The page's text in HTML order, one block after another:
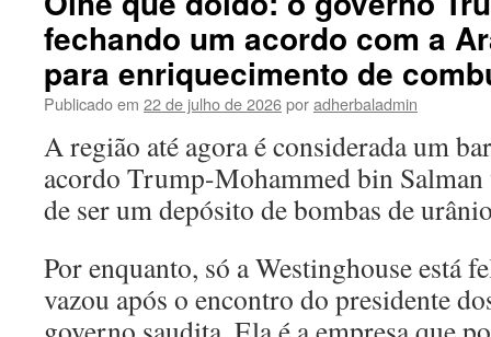
fechando um acordo com a
para enriquecimento de
Publicado em 22 de julho de 2026poradherbaladmin
A região até agora é considerada um
acordo Trump-Mohammed bin
de ser um depósito de bombas de
Por enquanto, só a Westinghouse está
vazou após o encontro do presidente